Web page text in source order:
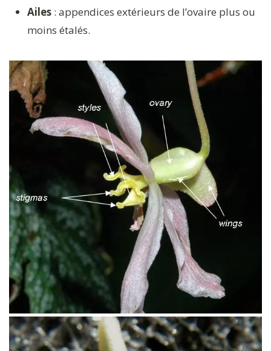
Ailes : appendices extérieurs de l’ovaire plus ou
moins étalés.